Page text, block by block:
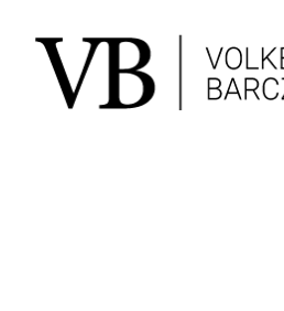
content